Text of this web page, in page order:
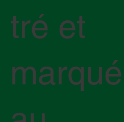
tré et
marqué